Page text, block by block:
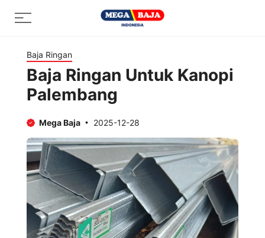
Menu
Baja Ringan
Baja Ringan Untuk Kanopi
Palembang
Mega Baja 2025-12-28